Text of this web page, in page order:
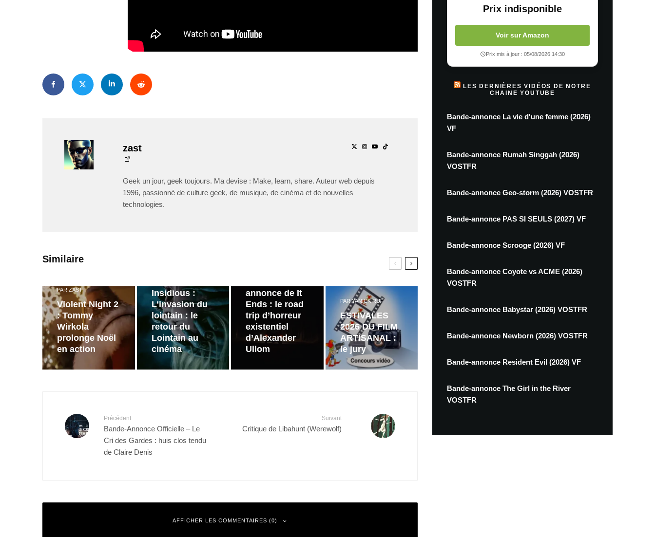
zast
Geek un jour, geek toujours. Ma devise : Make, learn, share. Auteur web depuis
1996, passionné de culture geek, de musique, de cinéma et de nouvelles
technologies.
Similaire
PAR ZAST
Violent Night 2
: Tommy
Wirkola
prolonge Noël
en action
Insidious :
L’invasion du
lointain : le
retour du
Lointain au
cinéma
annonce de It
Ends : le road
trip d’horreur
existentiel
d’Alexander
Ullom
PARYANICK RUF
ESTIVALES
2026 DU FILM
ARTISANAL :
le jury
Précédent
Bande-Annonce Officielle – Le
Cri des Gardes : huis clos tendu
de Claire Denis
Suivant
Critique de Libahunt (Werewolf)
AFFICHER LES COMMENTAIRES (0)
Prix indisponible
Voir sur Amazon
Prix mis à jour : 05/08/2026 14:30
LES DERNIÈRES VIDÉOS DE NOTRE
CHAINE YOUTUBE
Bande-annonce La vie d'une femme (2026)
VF
Bande-annonce Rumah Singgah (2026)
VOSTFR
Bande-annonce Geo-storm (2026) VOSTFR
Bande-annonce PAS SI SEULS (2027) VF
Bande-annonce Scrooge (2026) VF
Bande-annonce Coyote vs ACME (2026)
VOSTFR
Bande-annonce Babystar (2026) VOSTFR
Bande-annonce Newborn (2026) VOSTFR
Bande-annonce Resident Evil (2026) VF
Bande-annonce The Girl in the River
VOSTFR